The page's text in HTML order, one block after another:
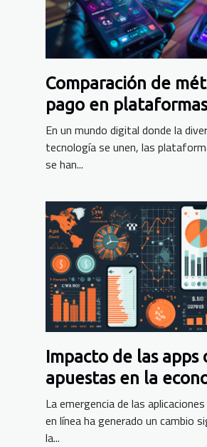
Comparación de
pago en
juego alternativas
En un mundo digital donde la
tecnología se unen, las
se han...
Impacto de las apps
apuestas en la
digital de Costa de
La emergencia de las
en línea ha generado un cambio
la...